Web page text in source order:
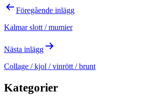
Inläggsnavigering
Föregående inlägg
Kalmar slott / mumier
Nästa inlägg
Collage / kjol / vinrött / brunt
Kategorier